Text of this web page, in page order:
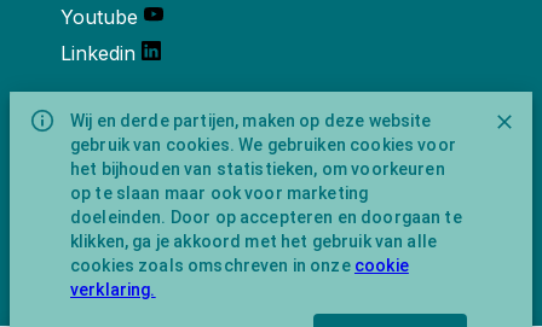
Wij en derde partijen, maken op deze website
gebruik van cookies. We gebruiken cookies voor
het bijhouden van statistieken, om voorkeuren
op te slaan maar ook voor marketing
doeleinden. Door op accepteren en doorgaan te
klikken, ga je akkoord met het gebruik van alle
cookies zoals omschreven in onze cookie
verklaring.
Youtube
Linkedin
Over ons
Schroef-it is een handelsnaam van
NewFeather B.V. geregisteerd onder KVK
nummer 91702593 met BTW-
identificatienummer NL865743009B01.
Postadres Amsterdamseweg 91 1422 AC
Uithoorn (geen bezoekadres).